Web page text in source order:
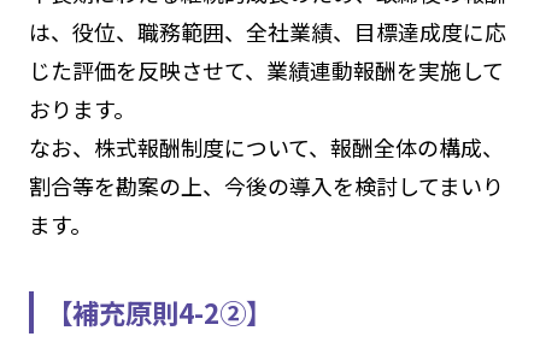
は、役位、職務範囲、全社業績、目標達成度に応
じた評価を反映させて、業績連動報酬を実施して
おります。
なお、株式報酬制度について、報酬全体の構成、
割合等を勘案の上、今後の導入を検討してまいり
ます。
【補充原則4-2②】